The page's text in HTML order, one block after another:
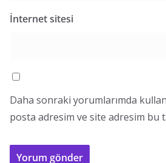
İnternet sitesi
Daha sonraki yorumlarımda
posta adresim ve site adresim bu